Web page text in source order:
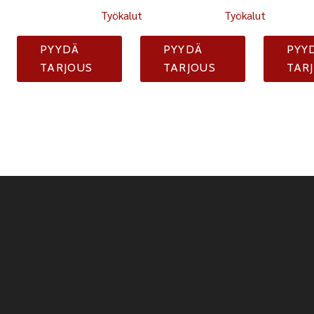
Työkalut
PYYDÄ
TARJOUS
Työkalut
PYYDÄ
TARJOUS